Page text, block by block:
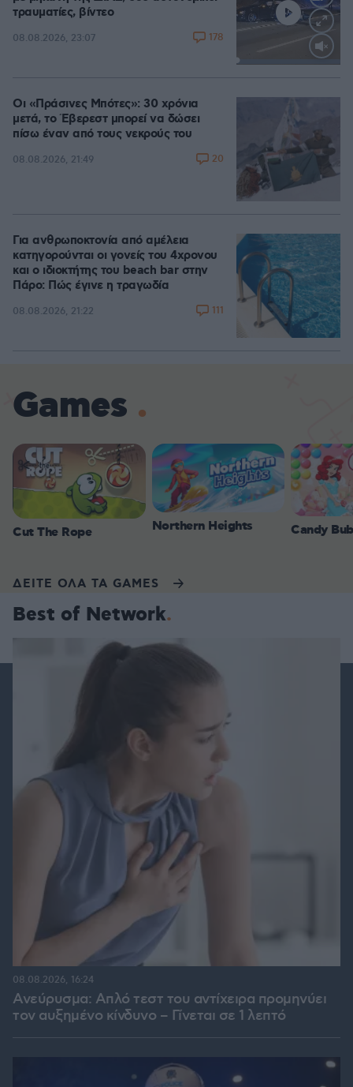
τραυματίες, βίντεο
08.08.2026, 23:07 178
Οι «Πράσινες Μπότες»: 30 χρόνια
μετά, το Έβερεστ μπορεί να δώσει
πίσω έναν από τους νεκρούς του
08.08.2026, 21:49 20
Για ανθρωποκτονία από αμέλεια
κατηγορούνται οι γονείς του 4χρονου
και ο ιδιοκτήτης του beach bar στην
Πάρο: Πώς έγινε η τραγωδία
08.08.2026, 21:22 111
Games
Cut The Rope Northern Heights Candy
ΔΕΙΤΕ ΟΛΑ ΤΑ GAMES
Best of Network
Ανεύρυσμα: Απλό τεστ του αντίχειρα προμηνύει
τον αυξημένο κίνδυνο – Γίνεται σε 1 λεπτό
08.08.2026, 16:24